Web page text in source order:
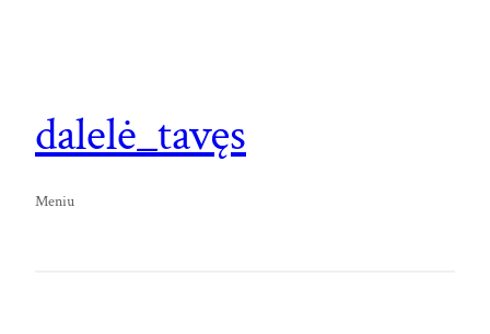
dalelė_tavęs
Meniu